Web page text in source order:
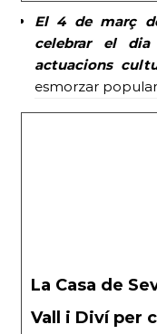
El 4 de març
celebrar el dia
actuacions
esmorzar
La Casa de
Vall i Diví per